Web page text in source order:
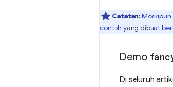
Catatan:
contoh yang dibuat
Demo
Di seluruh